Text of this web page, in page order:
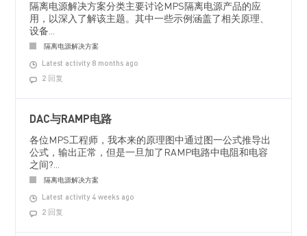
隔离电源解决方案分类主要讨论MPS隔离电源产品的应
用，以深入了解该主题。其中一些示例涵盖了相关原理、
设备...
隔离电源解决方案
Latest activity 8 months ago
2 回复
DAC与RAMP电路
各位MPS工程师，我本来的原理图中通过图一公式推导出
公式，输出正常，但是一旦加了RAMP电路中电阻和电容
之间?...
隔离电源解决方案
Latest activity 4 weeks ago
2 回复